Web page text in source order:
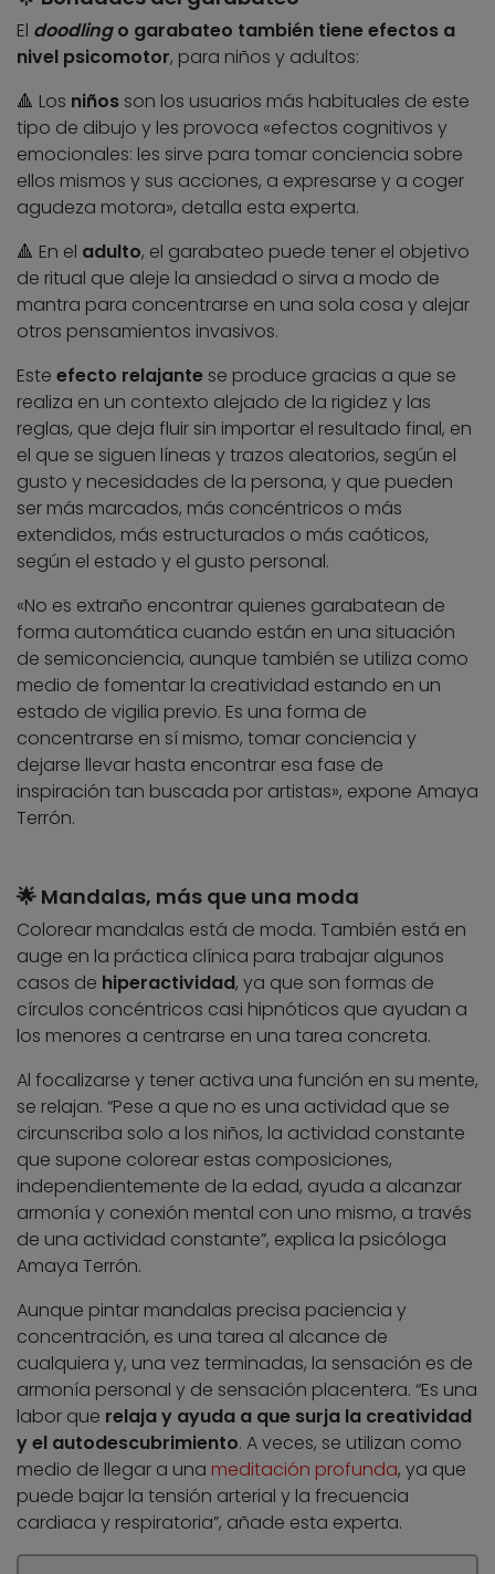
El doodlingo garabateo también tiene efectos a
nivel psicomotor, para niños y adultos:
🔺 Los niños son los usuarios más habituales de este
tipo de dibujo y les provoca «efectos cognitivos y
emocionales: les sirve para tomar conciencia sobre
ellos mismos y sus acciones, a expresarse y a coger
agudeza motora», detalla esta experta.
🔺 En el adulto, el garabateo puede tener el objetivo
de ritual que aleje la ansiedad o sirva a modo de
mantra para concentrarse en una sola cosa y alejar
otros pensamientos invasivos.
Este efecto relajante se produce gracias a que se
realiza en un contexto alejado de la rigidez y las
reglas, que deja fluir sin importar el resultado final, en
el que se siguen líneas y trazos aleatorios, según el
gusto y necesidades de la persona, y que pueden
ser más marcados, más concéntricos o más
extendidos, más estructurados o más caóticos,
según el estado y el gusto personal.
«No es extraño encontrar quienes garabatean de
forma automática cuando están en una situación
de semiconciencia, aunque también se utiliza como
medio de fomentar la creatividad estando en un
estado de vigilia previo. Es una forma de
concentrarse en sí mismo, tomar conciencia y
dejarse llevar hasta encontrar esa fase de
inspiración tan buscada por artistas», expone Amaya
Terrón.
🌟 Mandalas, más que una moda
Colorear mandalas está de moda. También está en
auge en la práctica clínica para trabajar algunos
casos de hiperactividad, ya que son formas de
círculos concéntricos casi hipnóticos que ayudan a
los menores a centrarse en una tarea concreta.
Al focalizarse y tener activa una función en su mente,
se relajan. “Pese a que no es una actividad que se
circunscriba solo a los niños, la actividad constante
que supone colorear estas composiciones,
independientemente de la edad, ayuda a alcanzar
armonía y conexión mental con uno mismo, a través
de una actividad constante”, explica la psicóloga
Amaya Terrón.
Aunque pintar mandalas precisa paciencia y
concentración, es una tarea al alcance de
cualquiera y, una vez terminadas, la sensación es de
armonía personal y de sensación placentera. “Es una
labor que relaja y ayuda a que surja la creatividad
y el autodescubrimiento. A veces, se utilizan como
medio de llegar a una meditación profunda, ya que
puede bajar la tensión arterial y la frecuencia
cardiaca y respiratoria”, añade esta experta.